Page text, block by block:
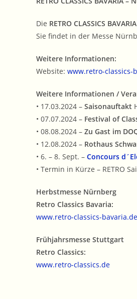
Die RETRO CLASSICS BAVARIA
Sie findet in der Messe
Weitere Informationen:
Website: www.retro-classics-
Weitere Informationen /
• 17.03.2024 – Saisonauftakt
• 07.07.2024 – Festival of
• 08.08.2024 – Zu Gast im
• 12.08.2024 – Rothaus
• 6. – 8. Sept. – Concours
• Termin in Kürze – RETRO
Herbstmesse Nürnberg
Retro Classics Bavaria:
www.retro-classics-bavaria.de
Frühjahrsmesse Stuttgart
Retro Classics:
www.retro-classics.de